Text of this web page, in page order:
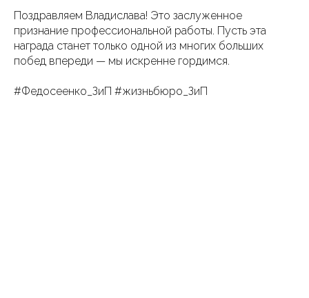
Поздравляем Владислава! Это заслуженное
признание профессиональной работы. Пусть эта
награда станет только одной из многих больших
побед впереди — мы искренне гордимся.
#Федосеенко_ЗиП #жизньбюро_ЗиП